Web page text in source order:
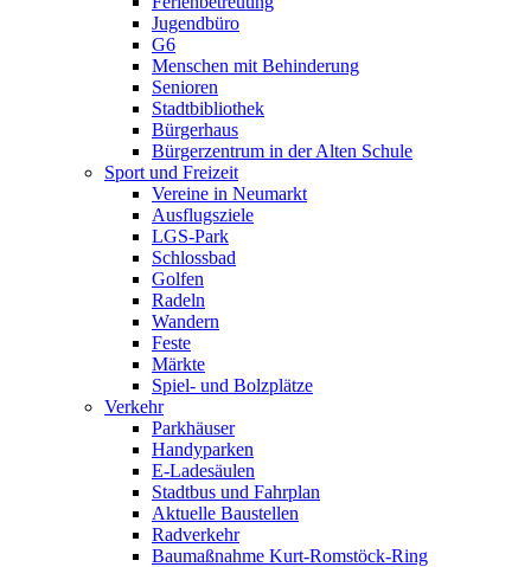
Jugendbüro
G6
Menschen mit Behinderung
Senioren
Stadtbibliothek
Bürgerhaus
Bürgerzentrum in der Alten Schule
Sport und Freizeit
Vereine in Neumarkt
Ausflugsziele
LGS-Park
Schlossbad
Golfen
Radeln
Wandern
Feste
Märkte
Spiel- und Bolzplätze
Verkehr
Parkhäuser
Handyparken
E-Ladesäulen
Stadtbus und Fahrplan
Aktuelle Baustellen
Radverkehr
Baumaßnahme Kurt-Romstöck-Ring